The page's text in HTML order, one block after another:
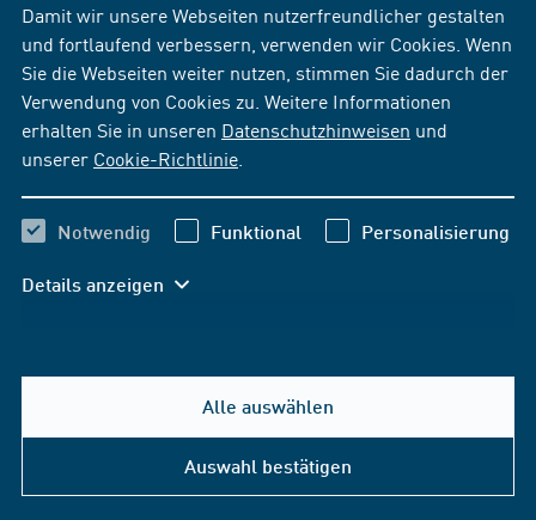
Damit wir unsere Webseiten nutzerfreundlicher gestalten
und fortlaufend verbessern, verwenden wir Cookies. Wenn
Sie die Webseiten weiter nutzen, stimmen Sie dadurch der
Verwendung von Cookies zu. Weitere Informationen
erhalten Sie in unseren Datenschutzhinweisen und
unserer Cookie-Richtlinie
Notwendig Funktional Personalisierung
Details anzeigen
Alle auswählen
Auswahl bestätigen